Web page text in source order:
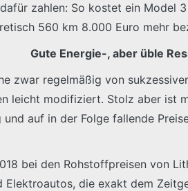
zahlen: So kostet ein Model
560 km 8.000 Euro mehr
Gute Energie-, aber üble
zwar regelmäßig von
leicht modifiziert. Stolz aber ist
auf in der Folge fallende
bei den Rohstoffpreisen von
die exakt dem